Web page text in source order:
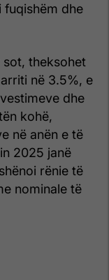
fuqishëm dhe
theksohet
në 3.5%, e
dhe
kohë,
në anën e të
2025 janë
rënie të
nominale të